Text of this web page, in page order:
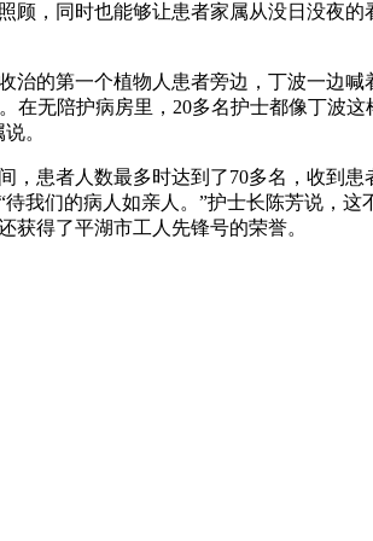
，同时也能够让患者家属从没日没夜
治的第一个植物人患者旁边，丁波一边
在无陪护病房里，20多名护士都像丁波
。
，患者人数最多时达到了70多名，收到
我们的病人如亲人。”护士长陈芳说，
获得了平湖市工人先锋号的荣誉。